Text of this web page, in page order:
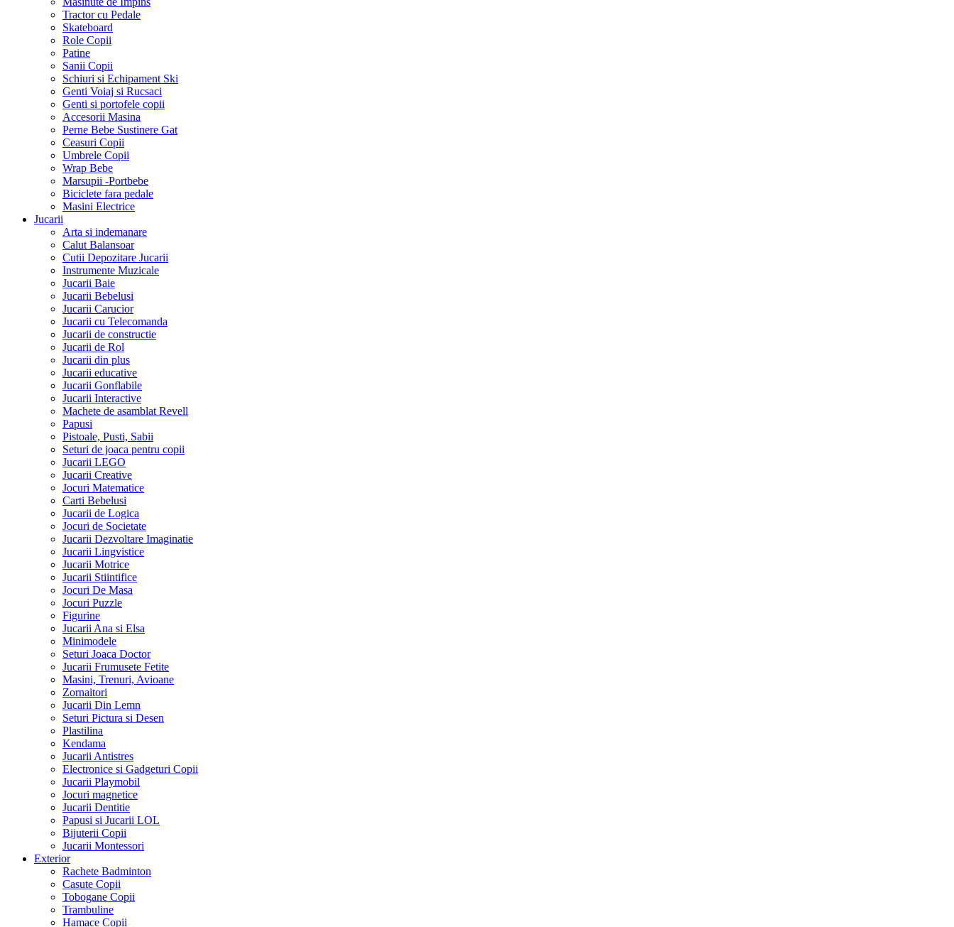
Tractor cu Pedale
Skateboard
Role Copii
Patine
Sanii Copii
Schiuri si Echipament Ski
Genti Voiaj si Rucsaci
Genti si portofele copii
Accesorii Masina
Perne Bebe Sustinere Gat
Ceasuri Copii
Umbrele Copii
Wrap Bebe
Marsupii -Portbebe
Biciclete fara pedale
Masini Electrice
Jucarii
Arta si indemanare
Calut Balansoar
Cutii Depozitare Jucarii
Instrumente Muzicale
Jucarii Baie
Jucarii Bebelusi
Jucarii Carucior
Jucarii cu Telecomanda
Jucarii de constructie
Jucarii de Rol
Jucarii din plus
Jucarii educative
Jucarii Gonflabile
Jucarii Interactive
Machete de asamblat Revell
Papusi
Pistoale, Pusti, Sabii
Seturi de joaca pentru copii
Jucarii LEGO
Jucarii Creative
Jocuri Matematice
Carti Bebelusi
Jucarii de Logica
Jocuri de Societate
Jucarii Dezvoltare Imaginatie
Jucarii Lingvistice
Jucarii Motrice
Jucarii Stiintifice
Jocuri De Masa
Jocuri Puzzle
Figurine
Jucarii Ana si Elsa
Minimodele
Seturi Joaca Doctor
Jucarii Frumusete Fetite
Masini, Trenuri, Avioane
Zornaitori
Jucarii Din Lemn
Seturi Pictura si Desen
Plastilina
Kendama
Jucarii Antistres
Electronice si Gadgeturi Copii
Jucarii Playmobil
Jocuri magnetice
Jucarii Dentitie
Papusi si Jucarii LOL
Bijuterii Copii
Jucarii Montessori
Exterior
Rachete Badminton
Casute Copii
Tobogane Copii
Trambuline
Hamace Copii